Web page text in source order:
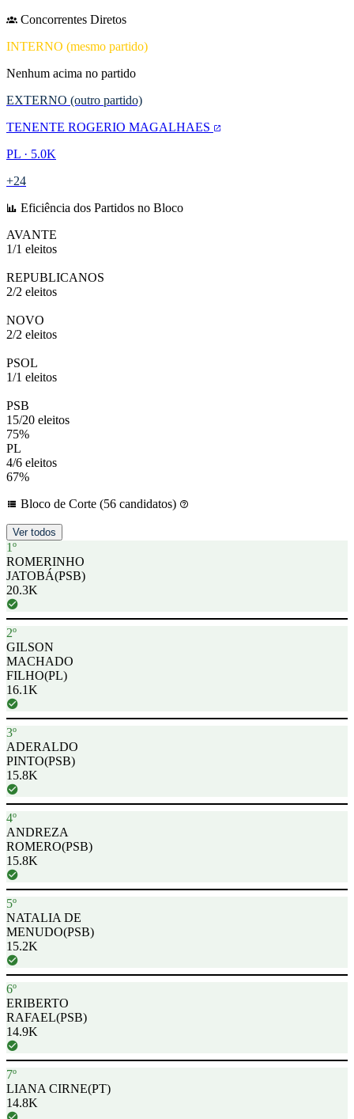
Concorrentes Diretos
INTERNO (mesmo partido)
Nenhum acima no partido
EXTERNO (outro partido)
TENENTE ROGERIO MAGALHAES
PL · 5.0K
+24
Eficiência dos Partidos no Bloco
AVANTE
1/1 eleitos
REPUBLICANOS
2/2 eleitos
NOVO
2/2 eleitos
PSOL
1/1 eleitos
PSB
15/20 eleitos
75%
PL
4/6 eleitos
67%
Bloco de Corte (56 candidatos)
Ver todos
1º
ROMERINHO
JATOBÁ(PSB)
20.3K
2º
GILSON
MACHADO
FILHO(PL)
16.1K
3º
ADERALDO
PINTO(PSB)
15.8K
4º
ANDREZA
ROMERO(PSB)
15.8K
5º
NATALIA DE
MENUDO(PSB)
15.2K
6º
ERIBERTO
RAFAEL(PSB)
14.9K
7º
LIANA CIRNE(PT)
14.8K